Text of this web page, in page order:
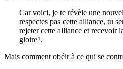
Car voici, je te révèle une
respectes pas cette alliance, tu
rejeter cette alliance et recevoir
gloire⁴.
Mais comment obéir à ce qui se